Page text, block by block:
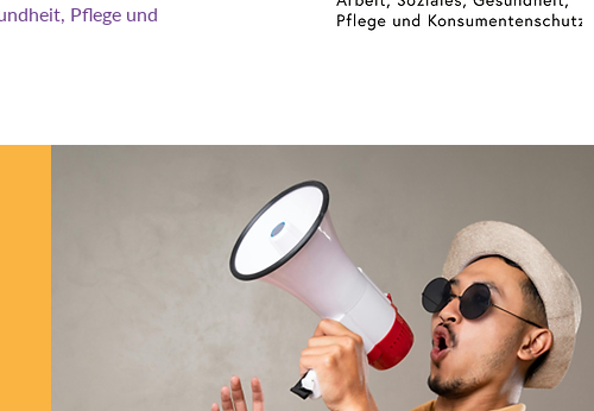
Pflege und